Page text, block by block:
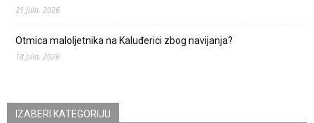
21 Jula, 2026
Otmica maloljetnika na Kaluđerici zbog navijanja?
18 Jula, 2026
IZABERI KATEGORIJU